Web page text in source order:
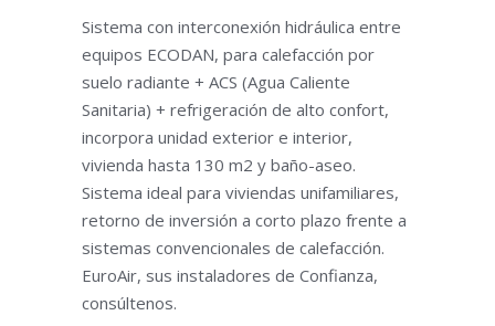
Sistema con interconexión hidráulica entre
equipos ECODAN, para calefacción por
suelo radiante + ACS (Agua Caliente
Sanitaria) + refrigeración de alto confort,
incorpora unidad exterior e interior,
vivienda hasta 130 m2 y baño-aseo.
Sistema ideal para viviendas unifamiliares,
retorno de inversión a corto plazo frente a
sistemas convencionales de calefacción.
EuroAir, sus instaladores de Confianza,
consúltenos.